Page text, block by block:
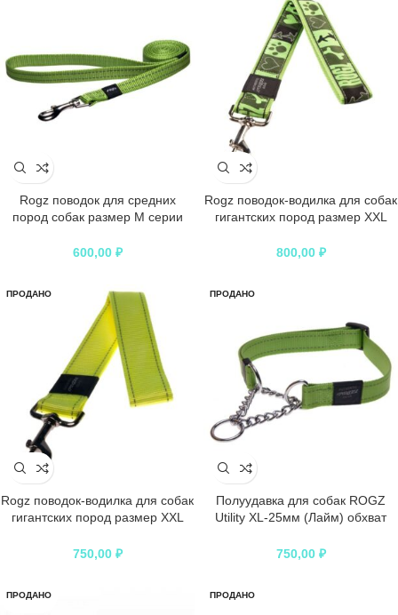
Rogz поводок для средних
пород собак размер M серии
600,00 ₽
Rogz поводок-водилка для собак
гигантских пород размер XXL
черный, лайм
800,00 ₽
ПРОДАНО
Rogz поводок-водилка для собак
гигантских пород размер XXL
750,00 ₽
ПРОДАНО
Полуудавка для собак ROGZ
Utility XL-25мм (Лайм) обхват
750,00 ₽
ПРОДАНО ПРОДАНО